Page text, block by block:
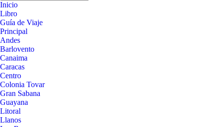
Inicio
Libro
Guía de Viaje
Principal
Andes
Barlovento
Canaima
Caracas
Centro
Colonia Tovar
Gran Sabana
Guayana
Litoral
Llanos